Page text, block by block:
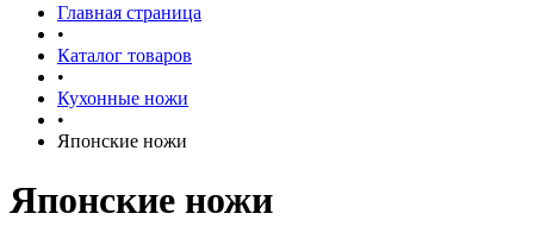
Главная страница
•
Каталог товаров
•
Кухонные ножи
•
Японские ножи
Японские ножи